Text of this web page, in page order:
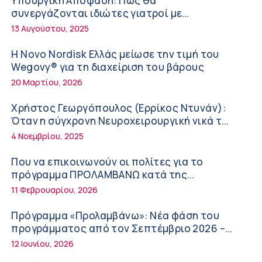
Διακοπές με ασφάλεια
6:20 πμ
Ειρήνη Ζίγκιρη (Ερρίκος Ντυνάν): H θερμική
καταπόνηση στους ηλικιωμένους
εργαζόμενους
6:11 πμ
Σύσκεψη στον ΕΟΦ για την ομαλή λειτουργία
της εφοδιαστικής αλυσίδας των φαρμάκων
στη διάρκεια του καλοκαιριού
12:08 μμ
Μιχάλης Τάτσης, Insurance & Healthcare
Analyst, διευθυντής Επιχειρηματικής
Ανάπτυξης Ομίλου HHG
11:54 πμ
Kavita Patel: Ένα στα πέντε καινοτόμα
φάρμακα φτάνει τελικά στην Ελλάδα
9:21 πμ
Υπάρχει τελικά «δίαιτα θυρεοειδούς»; Τι
συνεργάζονται ιδιώτες γιατροί με
νοσοκομεία του δημοσίου συστήματος
13 Αυγούστου, 2025
Η Novo Nordisk Ελλάς μείωσε την τιμή του
Wegovy® για τη διαχείριση του βάρους
20 Μαρτίου, 2026
Χρήστος Γεωργόπουλος (Ερρίκος Ντυνάν):
Όταν η σύγχρονη Νευροχειρουργική νικά το
φόβο!
4 Νοεμβρίου, 2025
Που να επικοινωνούν οι πολίτες για το
πρόγραμμα ΠΡΟΛΑΜΒΑΝΩ κατά της
παχυσαρκίας
11 Φεβρουαρίου, 2026
Πρόγραμμα «Προλαμβάνω»: Νέα φάση του
προγράμματος από τον Σεπτέμβριο 2026 –
Δωρεάν προληπτικές εξετάσεις έως το 2030
12 Ιουνίου, 2026